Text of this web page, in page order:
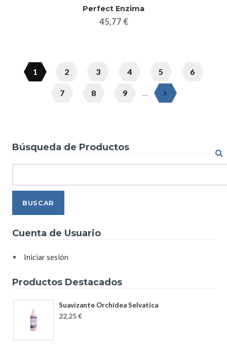
Perfect Enzima
45,77 €
1 2 3 4 5 6
7 8 9
Búsqueda de Productos
Cuenta de Usuario
Iniciar sesión
Productos Destacados
Suavizante Orchidea Selvatica
22,25 €